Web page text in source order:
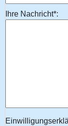
Ihre Nachricht*: